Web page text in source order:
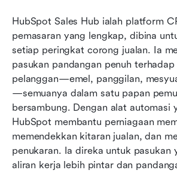
HubSpot Sales Hub ialah platform
pemasaran yang lengkap, dibina
setiap peringkat corong jualan. Ia
pasukan pandangan penuh
pelanggan—emel, panggilan,
—semuanya dalam satu papan
bersambung. Dengan alat automasi
HubSpot membantu perniagaan
memendekkan kitaran jualan, dan
penukaran. Ia direka untuk pasukan
aliran kerja lebih pintar dan